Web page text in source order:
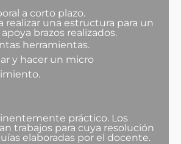
a corto plazo.
realizar una estructura para un
brazos realizados.
herramientas.
y hacer un micro
práctico. Los
trabajos para cuya resolución
elaboradas por el docente.